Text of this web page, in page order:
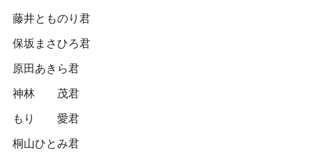
藤井とものり君
保坂まさひろ君
原田あきら君
神林 茂君
もり 愛君
桐山ひとみ君